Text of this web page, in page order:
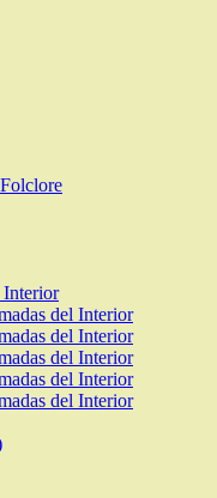
Interior
del Interior
del Interior
del Interior
del Interior
del Interior